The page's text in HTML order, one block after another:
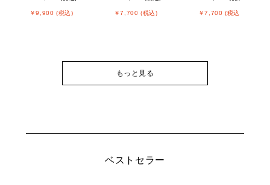
￥9,900 (税込) ￥7,700 (税込) ￥7,700 (税込)
もっと見る
ベストセラー